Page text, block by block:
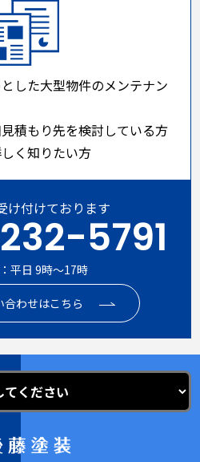
した大型物件のメンテナン
積もり先を検討している方
く知りたい方
け付けております
5791
平日 9時～17時
合わせはこちら